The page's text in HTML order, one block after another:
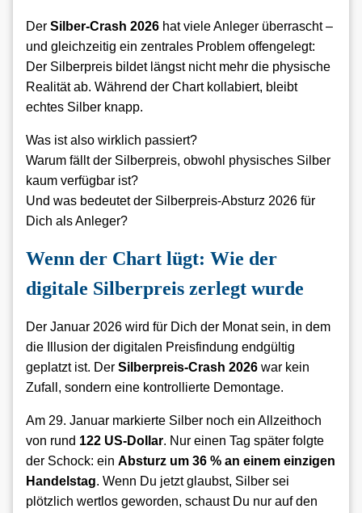
Der Silber-Crash 2026 hat viele Anleger überrascht –
und gleichzeitig ein zentrales Problem offengelegt:
Der Silberpreis bildet längst nicht mehr die physische
Realität ab. Während der Chart kollabiert, bleibt
echtes Silber knapp.
Was ist also wirklich passiert?
Warum fällt der Silberpreis, obwohl physisches Silber
kaum verfügbar ist?
Und was bedeutet der Silberpreis-Absturz 2026 für
Dich als Anleger?
Wenn der Chart lügt: Wie der
digitale Silberpreis zerlegt wurde
Der Januar 2026 wird für Dich der Monat sein, in dem
die Illusion der digitalen Preisfindung endgültig
geplatzt ist. Der Silberpreis-Crash 2026 war kein
Zufall, sondern eine kontrollierte Demontage.
Am 29. Januar markierte Silber noch ein Allzeithoch
von rund 122 US-Dollar. Nur einen Tag später folgte
der Schock: ein Absturz um 36 % an einem einzigen
Handelstag. Wenn Du jetzt glaubst, Silber sei
plötzlich wertlos geworden, schaust Du nur auf den